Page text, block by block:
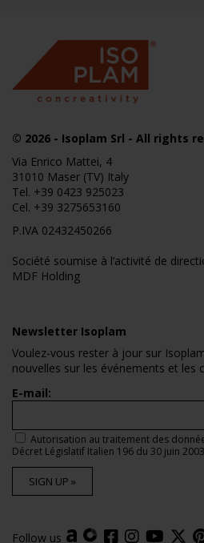
© 2026 - Isoplam Srl - All rights
Via Enrico Mattei, 4
31010 Maser (TV) Italy
Tel. +39 0423 925023
Cel. +39 3275653160
P.IVA 02432450266
Société soumise à l’activité de
MDF Holding
Newsletter Isoplam
Voulez-vous rester à jour sur
nouvelles sur les événements et les
E-mail:
Autorisation au traitement des
Décret Législatif Italien 196 du 30 juin
SIGN UP »
Follow us